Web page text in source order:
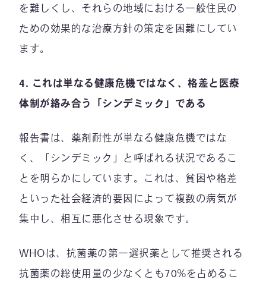
を難しくし、それらの地域における一般住民の
ための効果的な治療方針の策定を困難にしてい
ます。
4. これは単なる健康危機ではなく、格差と医療
体制が絡み合う「シンデミック」である
報告書は、薬剤耐性が単なる健康危機ではな
く、「シンデミック」と呼ばれる状況であるこ
とを明らかにしています。これは、貧困や格差
といった社会経済的要因によって複数の病気が
集中し、相互に悪化させる現象です。
WHOは、抗菌薬の第一選択薬として推奨される
抗菌薬の総使用量の少なくとも70%を占めるこ